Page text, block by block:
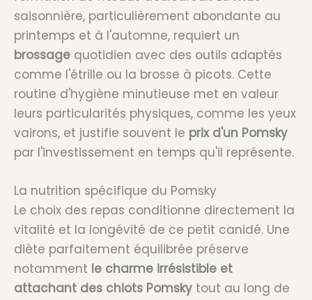
saisonnière, particulièrement abondante au
printemps et à l'automne, requiert un
brossage quotidien avec des outils adaptés
comme l'étrille ou la brosse à picots. Cette
routine d'hygiène minutieuse met en valeur
leurs particularités physiques, comme les yeux
vairons, et justifie souvent le prix d'un Pomsky
par l'investissement en temps qu'il représente.
La nutrition spécifique du Pomsky
Le choix des repas conditionne directement la
vitalité et la longévité de ce petit canidé. Une
diète parfaitement équilibrée préserve
notamment le charme irrésistible et
attachant des chiots Pomsky tout au long de